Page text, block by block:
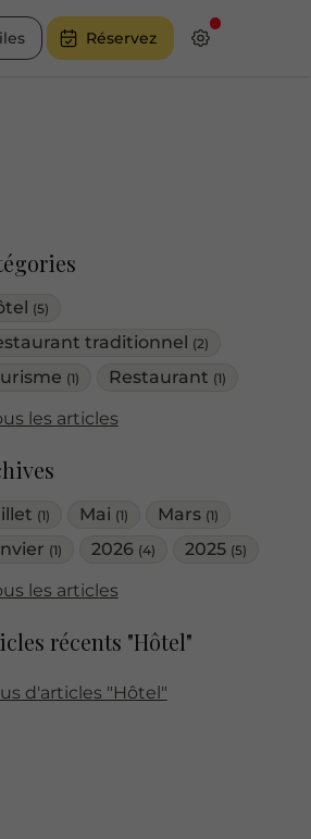
Réservez
(5)
traditionnel (2)
(1) Restaurant (1)
les articles
(1) Mai (1) Mars (1)
(1) 2026 (4) 2025 (5)
les articles
récents "Hôtel"
d'articles "Hôtel"